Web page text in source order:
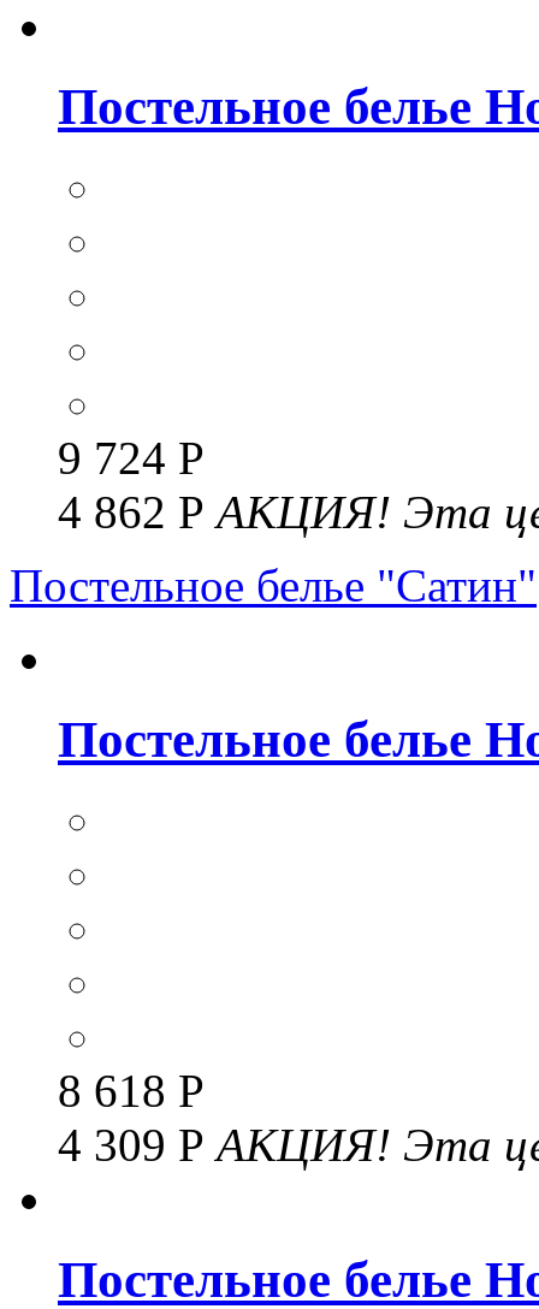
Постельное белье
9 724 Р
4 862 РАКЦИЯ! Эта
Постельное белье "Сатин"
Постельное белье
8 618 Р
4 309 РАКЦИЯ! Эта
Постельное белье